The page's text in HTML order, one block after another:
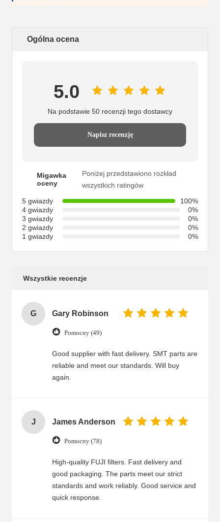
Ogólna ocena
5.0
Na podstawie 50 recenzji tego dostawcy
Napisz recenzję
Migawka
oceny
Poniżej przedstawiono rozkład
wszystkich ratingów
5 gwiazdy
100%
4 gwiazdy
0%
3 gwiazdy
0%
2 gwiazdy
0%
1 gwiazdy
0%
Wszystkie recenzje
G Gary Robinson
Pomocny (49)
Good supplier with fast delivery. SMT parts are
reliable and meet our standards. Will buy
again.
J James Anderson
Pomocny (78)
High-quality FUJI filters. Fast delivery and
good packaging. The parts meet our strict
standards and work reliably. Good service and
quick response.